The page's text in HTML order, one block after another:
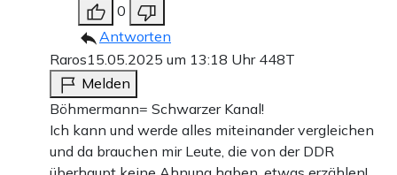
0
Antworten
Raros15.05.2025 um 13:18 Uhr 448T
Melden
Böhmermann= Schwarzer Kanal!
Ich kann und werde alles miteinander vergleichen
und da brauchen mir Leute, die von der DDR